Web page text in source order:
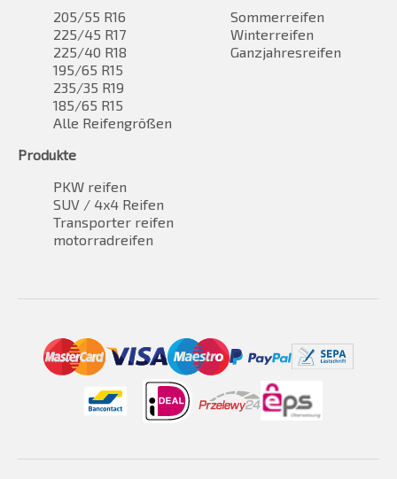
205/55 R16
225/45 R17
225/40 R18
195/65 R15
235/35 R19
185/65 R15
Alle Reifengrößen
Sommerreifen
Winterreifen
Ganzjahresreifen
Produkte
PKW reifen
SUV / 4x4 Reifen
Transporter reifen
motorradreifen